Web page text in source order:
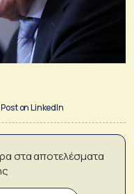
Post on LinkedIn
στα αποτελέσματα